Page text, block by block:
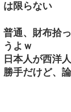
は限らない
普通、財布拾
うよｗ
日本人が西洋
勝手だけど、